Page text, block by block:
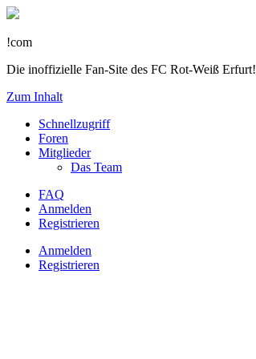
!com
Die inoffizielle Fan-Site des FC Rot-Weiß Erfurt!
Zum Inhalt
Schnellzugriff
Foren
Mitglieder
Das Team
FAQ
Anmelden
Registrieren
Anmelden
Registrieren